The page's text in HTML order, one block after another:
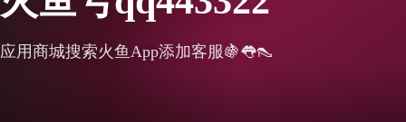
应用商城搜索火鱼App添加客服🍇👅👠